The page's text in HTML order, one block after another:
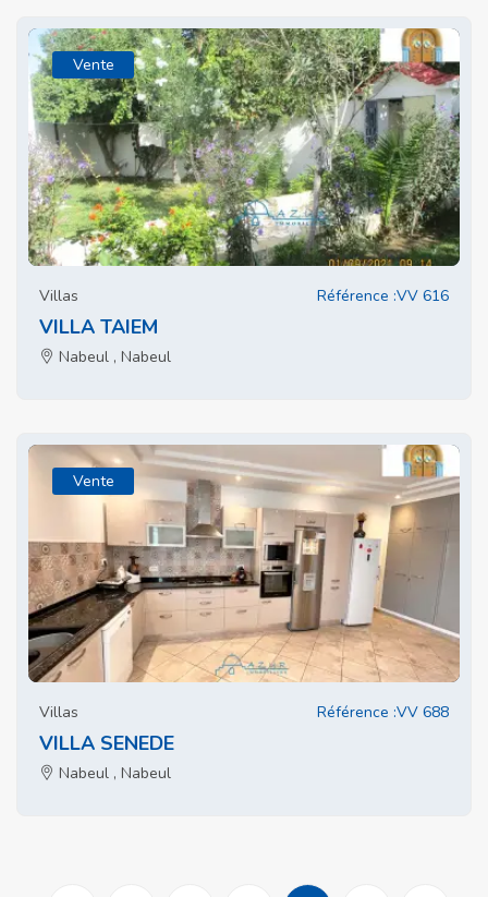
Vente
Villas Référence :VV 616
VILLA TAIEM
Nabeul , Nabeul
Vente
Villas Référence :VV 688
VILLA SENEDE
Nabeul , Nabeul